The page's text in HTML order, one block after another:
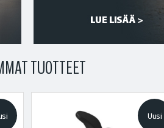
TUOTTEET
Uusi